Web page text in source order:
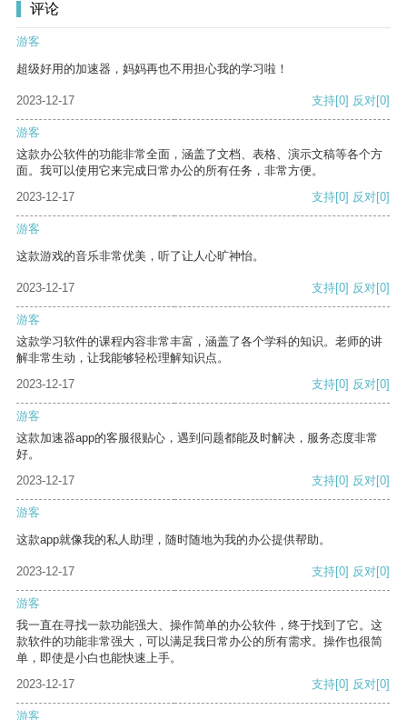
评论
游客
超级好用的加速器，妈妈再也不用担心我的学习啦！
2023-12-17 支持[0] 反对[0]
游客
这款办公软件的功能非常全面，涵盖了文档、表格、演示文稿等各个方
面。我可以使用它来完成日常办公的所有任务，非常方便。
2023-12-17
支持[0] 反对[0]
游客
这款游戏的音乐非常优美，听了让人心旷神怡。
2023-12-17 支持[0] 反对[0]
游客
这款学习软件的课程内容非常丰富，涵盖了各个学科的知识。老师的讲
解非常生动，让我能够轻松理解知识点。
2023-12-17
支持[0] 反对[0]
游客
这款加速器app的客服很贴心，遇到问题都能及时解决，服务态度非常
好。
2023-12-17
支持[0] 反对[0]
游客
这款app就像我的私人助理，随时随地为我的办公提供帮助。
2023-12-17 支持[0] 反对[0]
游客
我一直在寻找一款功能强大、操作简单的办公软件，终于找到了它。这
款软件的功能非常强大，可以满足我日常办公的所有需求。操作也很简
单，即使是小白也能快速上手。
2023-12-17
支持[0] 反对[0]
游客